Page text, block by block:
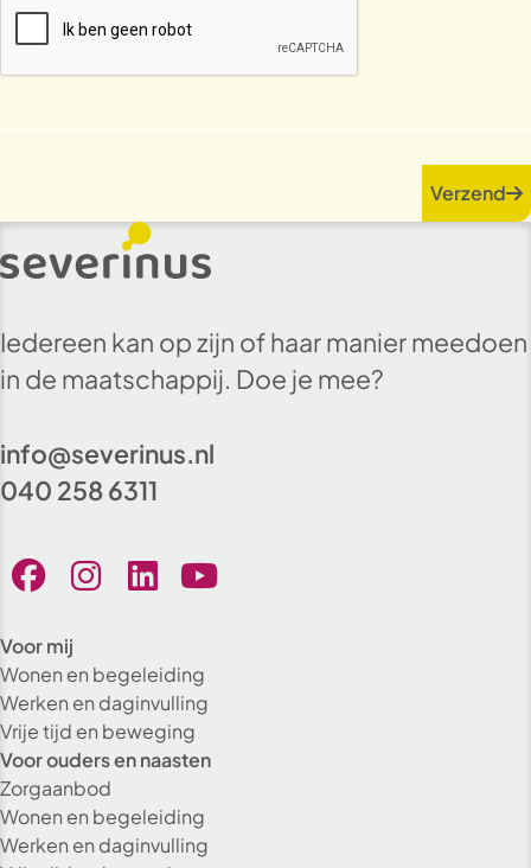
Verzend
Iedereen kan op zijn of haar manier meedoen
in de maatschappij. Doe je mee?
info@severinus.nl
040 258 6311
Voor mij
Wonen en begeleiding
Werken en daginvulling
Vrije tijd en beweging
Voor ouders en naasten
Zorgaanbod
Wonen en begeleiding
Werken en daginvulling